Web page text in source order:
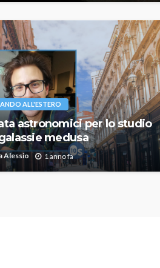
ALL'ESTERO
astronomici per lo studio
medusa
Alessio 1 anno fa